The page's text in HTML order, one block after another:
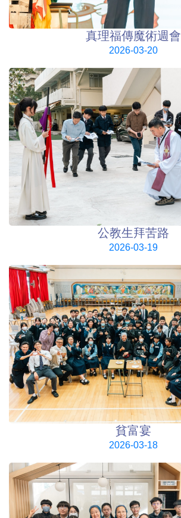
真理福傳魔術週會
2026-03-20
公教生拜苦路
2026-03-19
貧富宴
2026-03-18